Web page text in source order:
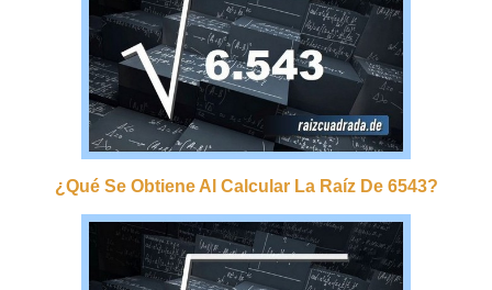
¿qué Se Obtiene Al Calcular La Raíz De 6543?